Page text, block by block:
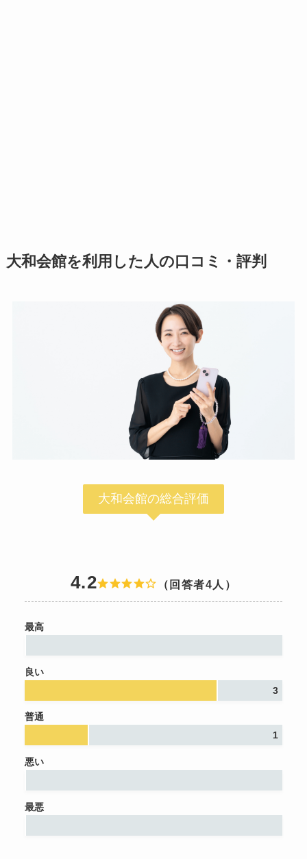
大和会館を利用した人の口コミ・評判
大和会館の総合評価
4.2 （回答者4人）
最高
良い
3
普通
1
悪い
最悪